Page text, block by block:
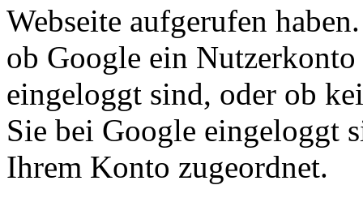
Webseite aufgerufen
ob Google ein
eingeloggt sind, oder ob
Sie bei Google eingeloggt
Ihrem Konto zugeordnet.